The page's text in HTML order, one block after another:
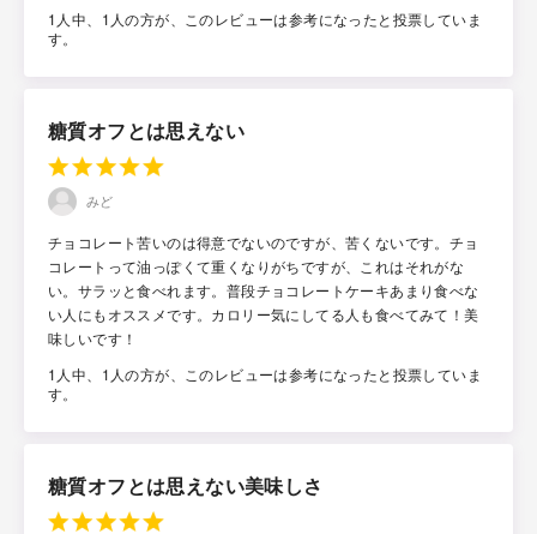
1人中、1人の方が、このレビューは参考になったと投票していま
す。
糖質オフとは思えない
みど
チョコレート苦いのは得意でないのですが、苦くないです。チョ
コレートって油っぽくて重くなりがちですが、これはそれがな
い。サラッと食べれます。普段チョコレートケーキあまり食べな
い人にもオススメです。カロリー気にしてる人も食べてみて！美
味しいです！
1人中、1人の方が、このレビューは参考になったと投票していま
す。
糖質オフとは思えない美味しさ